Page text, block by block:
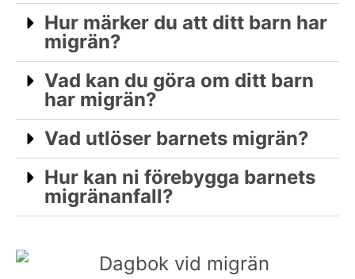
Hur märker du att ditt barn har
migrän?
Vad kan du göra om ditt barn
har migrän?
Vad utlöser barnets migrän?
Hur kan ni förebygga barnets
migränanfall?